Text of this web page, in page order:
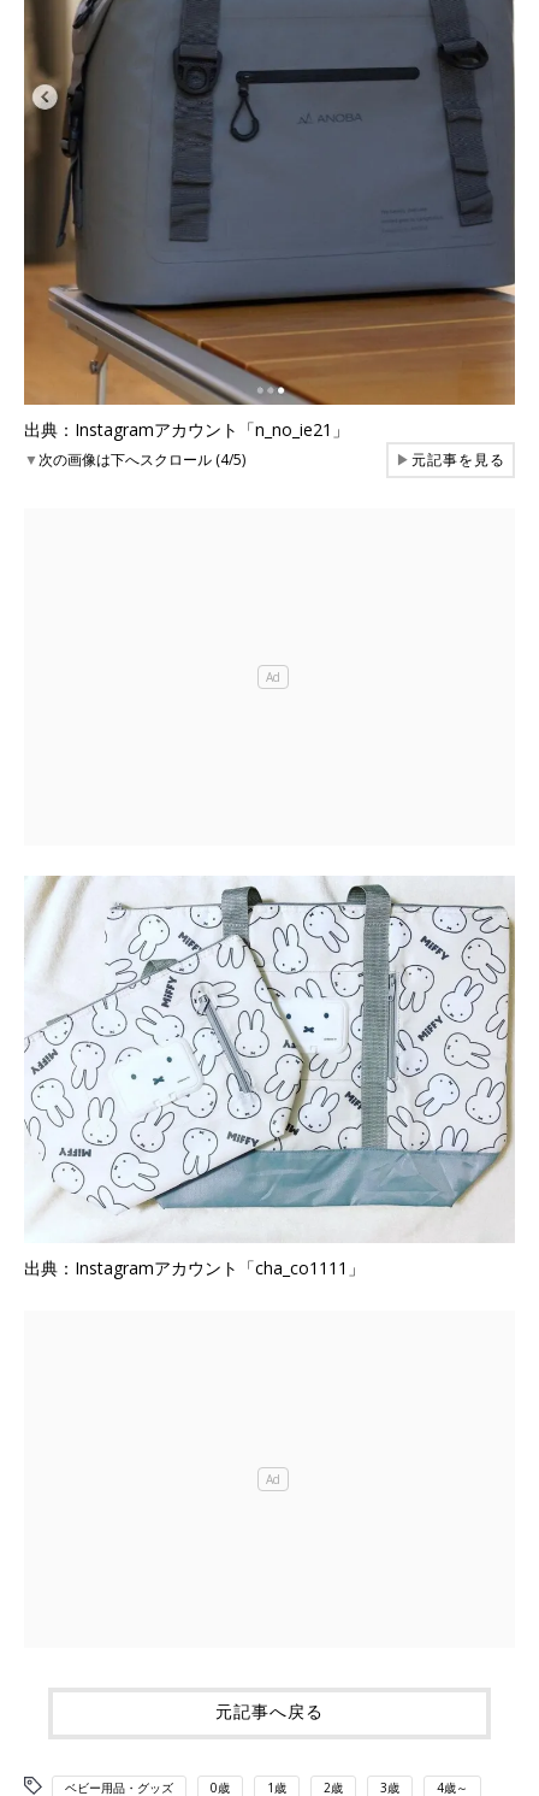
出典：Instagramアカウント「n_no_ie21」
▼次の画像は下へスクロール (4/5) ▶元記事を見る
出典：Instagramアカウント「cha_co1111」
元記事へ戻る
ベビー用品・グッズ 0歳 1歳 2歳 3歳 4歳～